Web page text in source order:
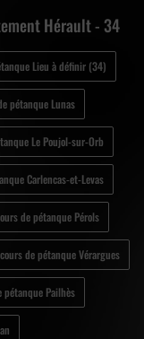
Hérault - 34
Lieu à définir (34)
pétanque Lunas
Le Poujol-sur-Orb
Carlencas-et-Levas
de pétanque Pérols
de pétanque Vérargues
pétanque Pailhès